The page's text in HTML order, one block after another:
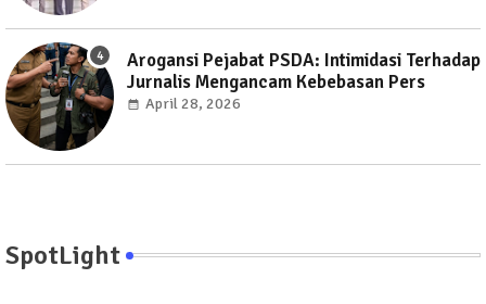
Arogansi Pejabat PSDA: Intimidasi Terhadap
Jurnalis Mengancam Kebebasan Pers
April 28, 2026
SpotLight